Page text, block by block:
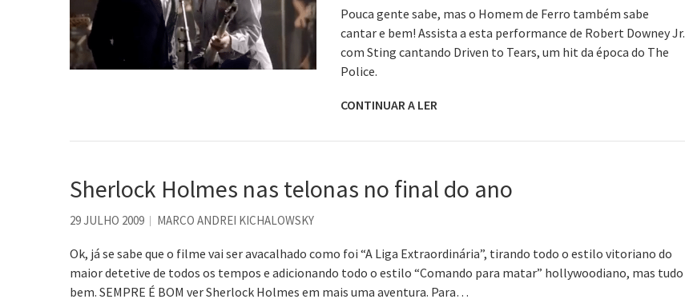
Pouca gente sabe, mas o Homem de Ferro também sabe
cantar e bem! Assista a esta performance de Robert Downey Jr.
com Sting cantando Driven to Tears, um hit da época do The
Police.
CONTINUAR A LER
Sherlock Holmes nas telonas no final do ano
29 JULHO 2009 MARCO ANDREI KICHALOWSKY
Ok, já se sabe que o filme vai ser avacalhado como foi “A Liga Extraordinária”, tirando todo o estilo vitoriano do
maior detetive de todos os tempos e adicionando todo o estilo “Comando para matar” hollywoodiano, mas tudo
bem. SEMPRE É BOM ver Sherlock Holmes em mais uma aventura. Para…